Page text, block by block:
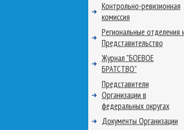
Контрольно-ревизионная
комиссия
Региональные отделения
Представительство
Журнал "БОЕВОЕ
БРАТСТВО"
Представители
Организации в
федеральных округах
Документы Организации